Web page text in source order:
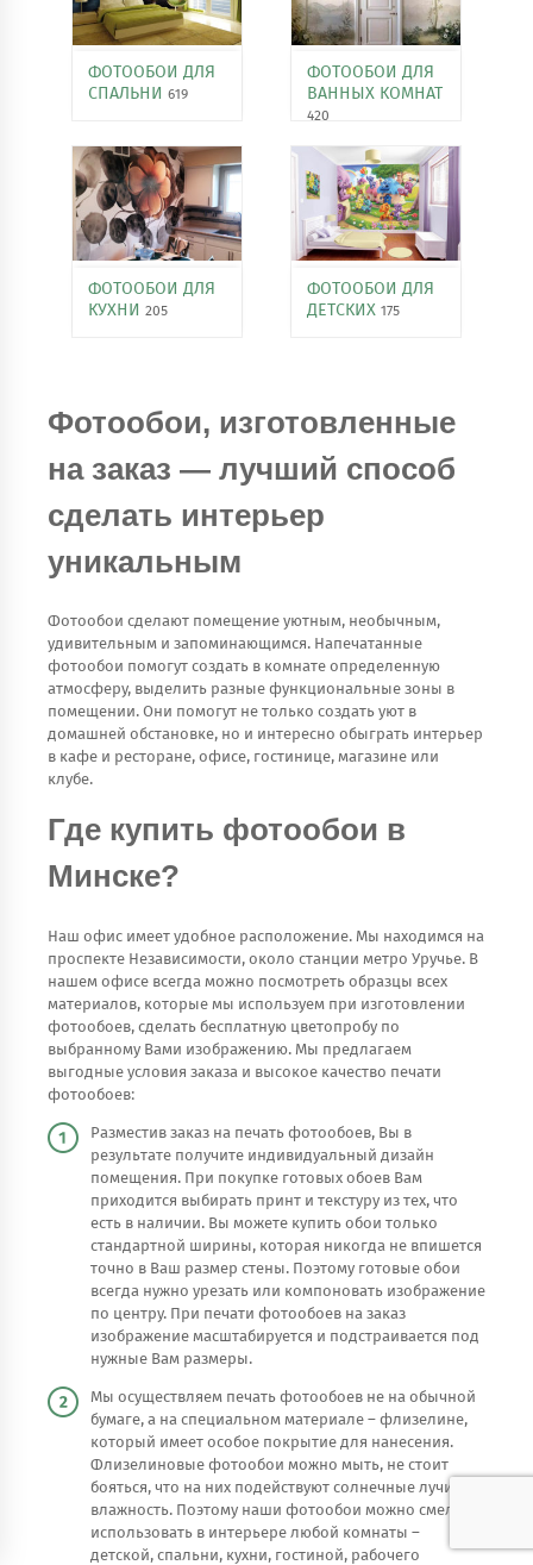
ФОТООБОИ ДЛЯ
СПАЛЬНИ 619
ФОТООБОИ ДЛЯ
ВАННЫХ КОМНАТ
420
ФОТООБОИ ДЛЯ
КУХНИ 205
ФОТООБОИ ДЛЯ
ДЕТСКИХ 175
Фотообои, изготовленные
на заказ — лучший способ
сделать интерьер
уникальным
Фотообои сделают помещение уютным, необычным,
удивительным и запоминающимся. Напечатанные
фотообои помогут создать в комнате определенную
атмосферу, выделить разные функциональные зоны в
помещении. Они помогут не только создать уют в
домашней обстановке, но и интересно обыграть интерьер
в кафе и ресторане, офисе, гостинице, магазине или
клубе.
Где купить фотообои в
Минске?
Наш офис имеет удобное расположение. Мы находимся на
проспекте Независимости, около станции метро Уручье. В
нашем офисе всегда можно посмотреть образцы всех
материалов, которые мы используем при изготовлении
фотообоев, сделать бесплатную цветопробу по
выбранному Вами изображению. Мы предлагаем
выгодные условия заказа и высокое качество печати
фотообоев:
Разместив заказ на печать фотообоев, Вы в
результате получите индивидуальный дизайн
помещения. При покупке готовых обоев Вам
приходится выбирать принт и текстуру из тех, что
есть в наличии. Вы можете купить обои только
стандартной ширины, которая никогда не впишется
точно в Ваш размер стены. Поэтому готовые обои
всегда нужно урезать или компоновать изображение
по центру. При печати фотообоев на заказ
изображение масштабируется и подстраивается под
нужные Вам размеры.
Мы осуществляем печать фотообоев не на обычной
бумаге, а на специальном материале – флизелине,
который имеет особое покрытие для нанесения.
Флизелиновые фотообои можно мыть, не стоит
бояться, что на них подействуют солнечные лучи или
влажность. Поэтому наши фотообои можно смело
использовать в интерьере любой комнаты –
детской, спальни, кухни, гостиной, рабочего